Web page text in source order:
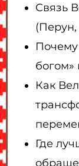
Связь
богом»
Как
Где